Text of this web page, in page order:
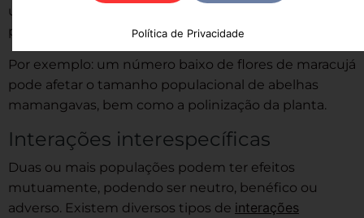
um ecossistema, afetando a sua ou as outras
populações.
Por exemplo: um número baixo de flores de maracujá
pode afetar o tamanho populacional de abelhas
mamangavas, bem como a polinização da planta.
Interações interespecíficas
Duas ou mais populações podem ter efeitos
mutuamente, podendo ser neutro, benéfico ou
adverso. Existem diversos tipos de interações
Política de Privacidade